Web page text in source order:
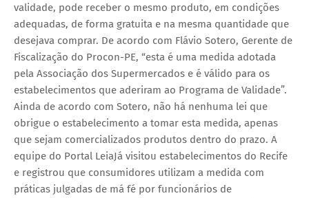
validade, pode receber o mesmo produto, em condições
adequadas, de forma gratuita e na mesma quantidade que
desejava comprar. De acordo com Flávio Sotero, Gerente de
Fiscalização do Procon-PE, “esta é uma medida adotada
pela Associação dos Supermercados e é válido para os
estabelecimentos que aderiram ao Programa de Validade”.
Ainda de acordo com Sotero, não há nenhuma lei que
obrigue o estabelecimento a tomar esta medida, apenas
que sejam comercializados produtos dentro do prazo. A
equipe do Portal LeiaJá visitou estabelecimentos do Recife
e registrou que consumidores utilizam a medida com
práticas julgadas de má fé por funcionários de